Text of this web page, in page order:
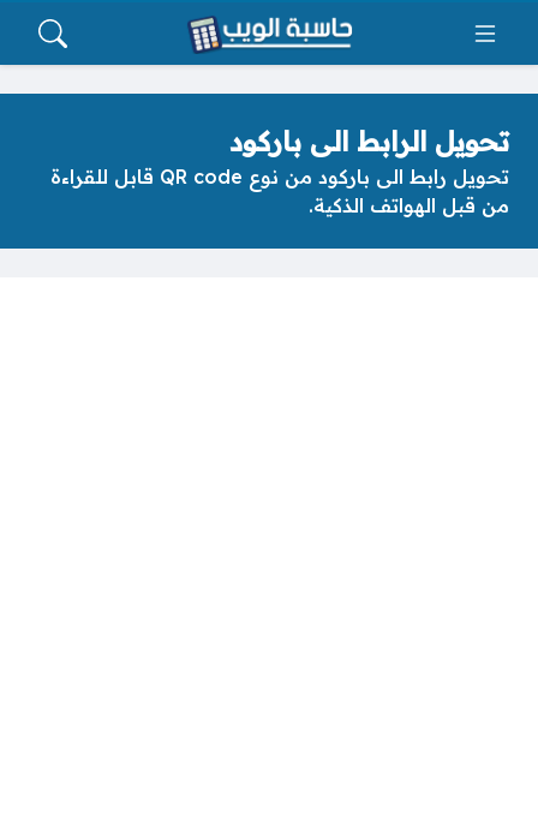
تحويل الرابط الى باركود
تحويل رابط الى باركود من نوع QR code قابل للقراءة
من قبل الهواتف الذكية.